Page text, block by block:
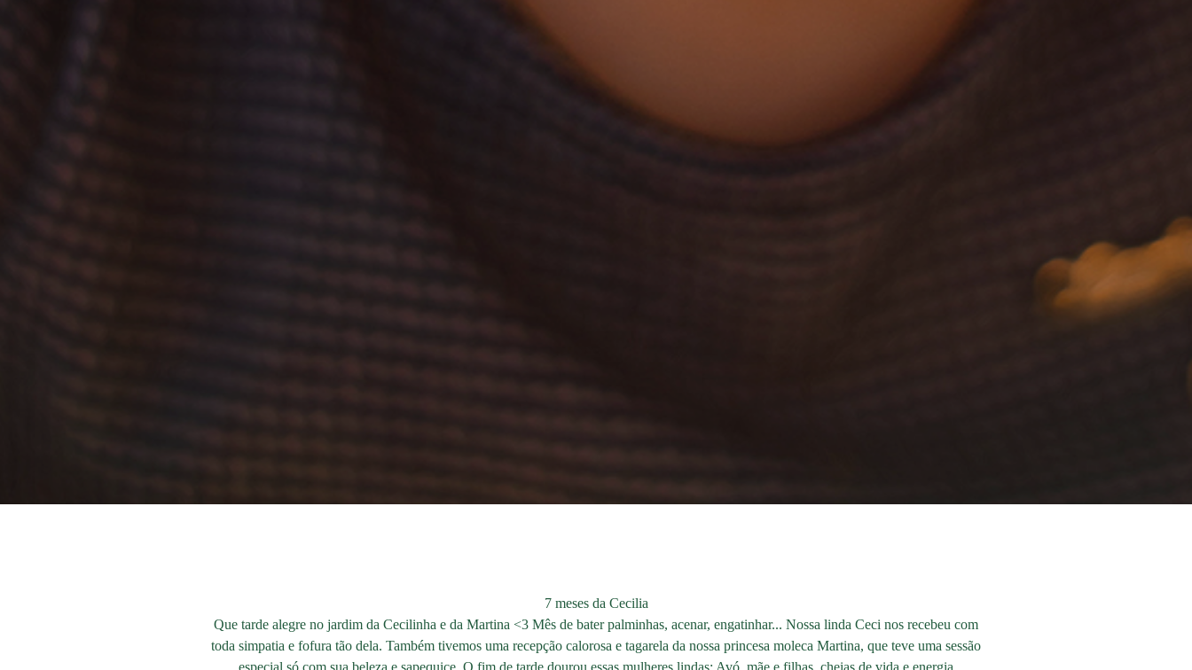
7 meses da Cecilia
Que tarde alegre no jardim da Cecilinha e da Martina <3 Mês de bater palminhas, acenar, engatinhar... Nossa linda Ceci nos recebeu com
toda simpatia e fofura tão dela. Também tivemos uma recepção calorosa e tagarela da nossa princesa moleca Martina, que teve uma sessão
especial só com sua beleza e sapequice. O fim de tarde dourou essas mulheres lindas: Avó, mãe e filhas, cheias de vida e energia